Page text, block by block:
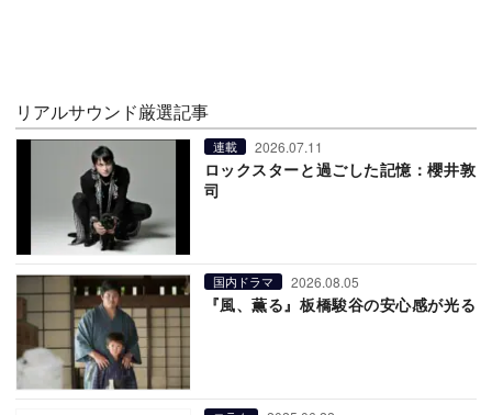
リアルサウンド厳選記事
連載 2026.07.11
ロックスターと過ごした記憶：櫻井敦
司
国内ドラマ 2026.08.05
『風、薫る』板橋駿谷の安心感が光る